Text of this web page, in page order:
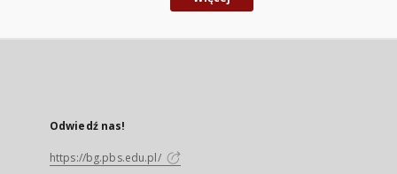
Odwiedź nas!
https://bg.pbs.edu.pl/